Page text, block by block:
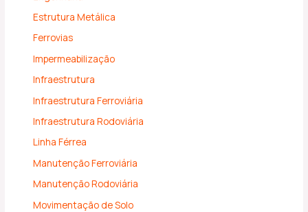
Estrutura Metálica
Ferrovias
Impermeabilização
Infraestrutura
Infraestrutura Ferroviária
Infraestrutura Rodoviária
Linha Férrea
Manutenção Ferroviária
Manutenção Rodoviária
Movimentação de Solo